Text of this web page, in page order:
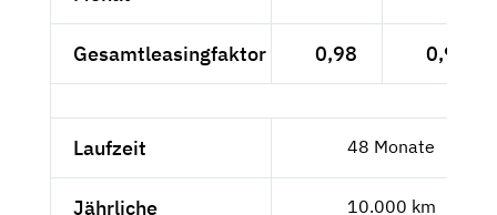
Gesamtleasingfaktor 0,98 0,93
Laufzeit 48 Monate
Jährliche
10.000 km